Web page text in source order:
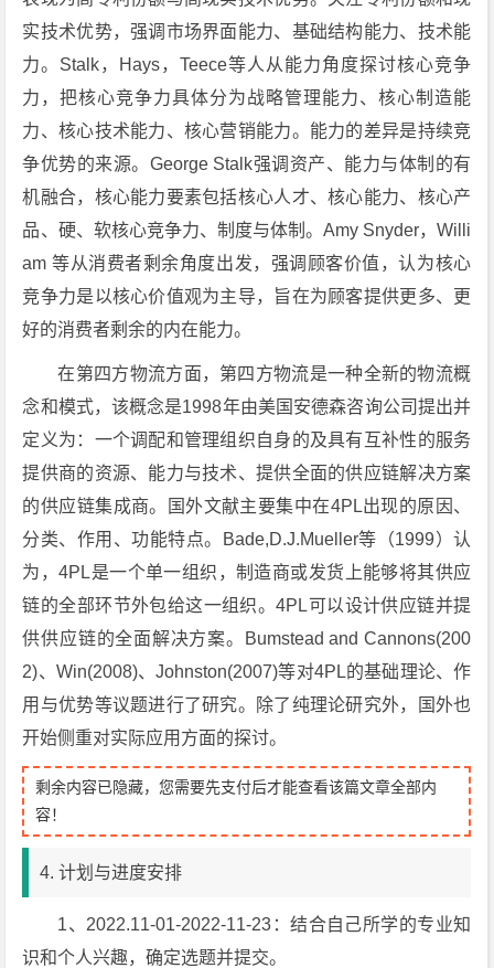
实技术优势，强调市场界面能力、基础结构能力、技术能
力。Stalk，Hays，Teece等人从能力角度探讨核心竞争
力，把核心竞争力具体分为战略管理能力、核心制造能
力、核心技术能力、核心营销能力。能力的差异是持续竞
争优势的来源。George Stalk强调资产、能力与体制的有
机融合，核心能力要素包括核心人才、核心能力、核心产
品、硬、软核心竞争力、制度与体制。Amy Snyder，Willi
am 等从消费者剩余角度出发，强调顾客价值，认为核心
竞争力是以核心价值观为主导，旨在为顾客提供更多、更
好的消费者剩余的内在能力。
在第四方物流方面，第四方物流是一种全新的物流概
念和模式，该概念是1998年由美国安德森咨询公司提出并
定义为：一个调配和管理组织自身的及具有互补性的服务
提供商的资源、能力与技术、提供全面的供应链解决方案
的供应链集成商。国外文献主要集中在4PL出现的原因、
分类、作用、功能特点。Bade,D.J.Mueller等（1999）认
为，4PL是一个单一组织，制造商或发货上能够将其供应
链的全部环节外包给这一组织。4PL可以设计供应链并提
供供应链的全面解决方案。Bumstead and Cannons(200
2)、Win(2008)、Johnston(2007)等对4PL的基础理论、作
用与优势等议题进行了研究。除了纯理论研究外，国外也
开始侧重对实际应用方面的探讨。
剩余内容已隐藏，您需要先支付后才能查看该篇文章全部内
容！
4. 计划与进度安排
1、2022.11-01-2022-11-23：结合自己所学的专业知
识和个人兴趣，确定选题并提交。